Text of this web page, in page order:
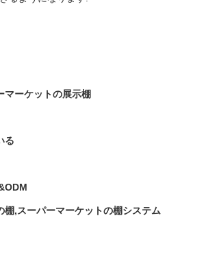
マーケットの展示棚
る
棚,スーパーマーケットの棚システム